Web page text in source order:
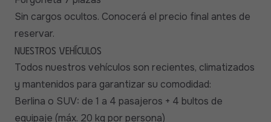
Sin cargos ocultos. Conocerá el precio final antes de
reservar.
Nuestros vehículos
Todos nuestros vehículos son recientes, climatizados
y mantenidos para garantizar su comodidad:
Berlina o SUV: de 1 a 4 pasajeros + 4 bultos de
equipaje (máx. 20 kg por persona)